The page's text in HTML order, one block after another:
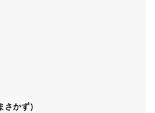
かず）